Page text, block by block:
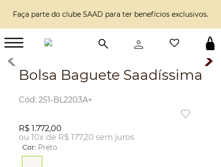
Faça parte do clube SAAD para ter benefícios exclusivos.
Bolsa Baguete Saadíssima
: 251-BL2203A+
R$ 1.772,00
ou 10x de R$ 177,20 sem juros
Cor: Preto